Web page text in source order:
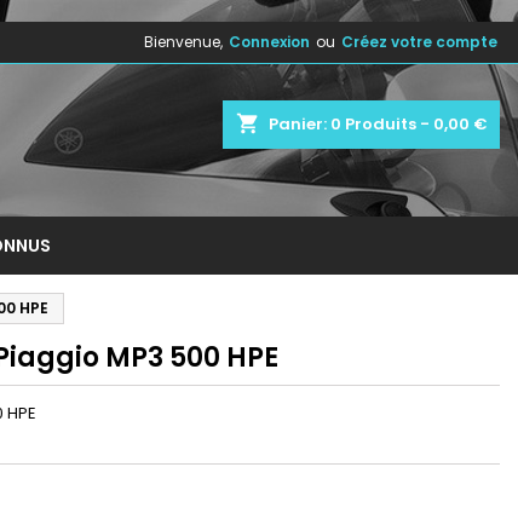
Bienvenue, Connexion ou Créez votre compte
shopping_cart Panier: 0 Produits - 0,00 €
HPE
MP3 500 HPE